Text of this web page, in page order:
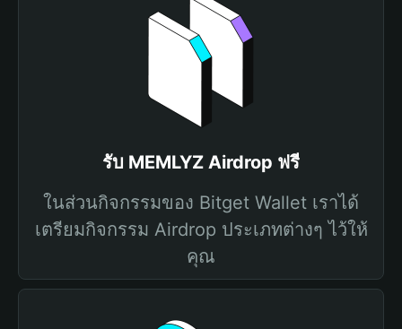
รับ MEMLYZ Airdrop ฟรี
ในส่วนกิจกรรมของ Bitget Wallet เราได้
เตรียมกิจกรรม Airdrop ประเภทต่างๆ ไว้ให้
คุณ